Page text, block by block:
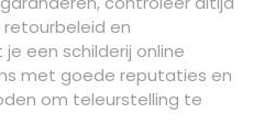
en
een schilderij online
met goede reputaties en
om teleurstelling te